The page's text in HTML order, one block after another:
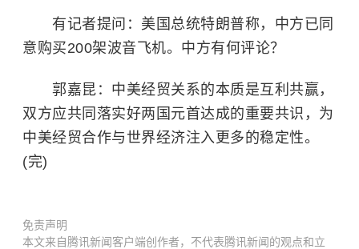
有记者提问：美国总统特朗普称，中方已同
意购买200架波音飞机。中方有何评论？
郭嘉昆：中美经贸关系的本质是互利共赢，
双方应共同落实好两国元首达成的重要共识，为
中美经贸合作与世界经济注入更多的稳定性。
(完)
免责声明
本文来自腾讯新闻客户端创作者，不代表腾讯新闻的观点和立